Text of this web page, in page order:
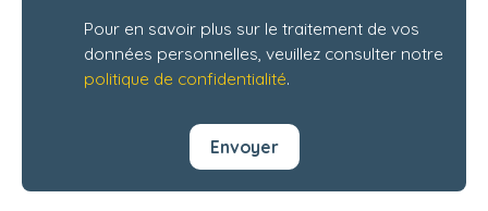
Pour en savoir plus sur le traitement de vos
données personnelles, veuillez consulter notre
politique de confidentialité.
Envoyer